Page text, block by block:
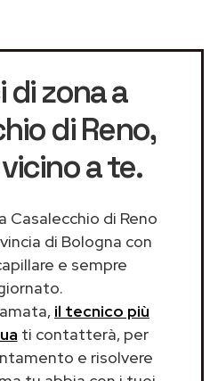
di zona a
di Reno,
a te.
Casalecchio di Reno
di Bologna con
e sempre
il tecnico più
ti contatterà, per
e risolvere